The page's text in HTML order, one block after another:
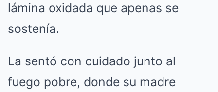
lámina oxidada que apenas se
sostenía.
La sentó con cuidado junto al
fuego pobre, donde su madre